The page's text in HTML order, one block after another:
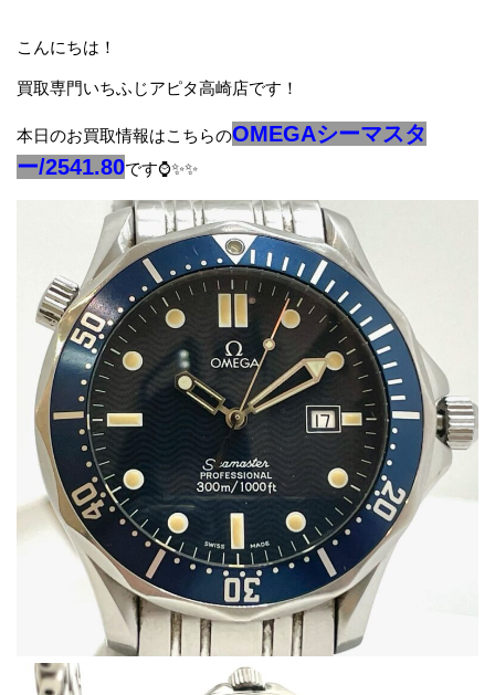
こんにちは！
買取専門いちふじアピタ高崎店です！
本日のお買取情報はこちらのOMEGAシーマスタ
ー/2541.80です⌚✨✨